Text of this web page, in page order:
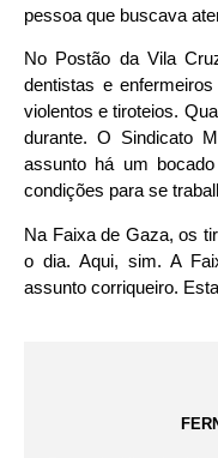
pessoa que buscava
No Postão da Vila
dentistas e
violentos e tiroteios.
durante. O Sindicato
assunto há um
condições para se
Na Faixa de Gaza, os
o dia. Aqui, sim. A
assunto corriqueiro.